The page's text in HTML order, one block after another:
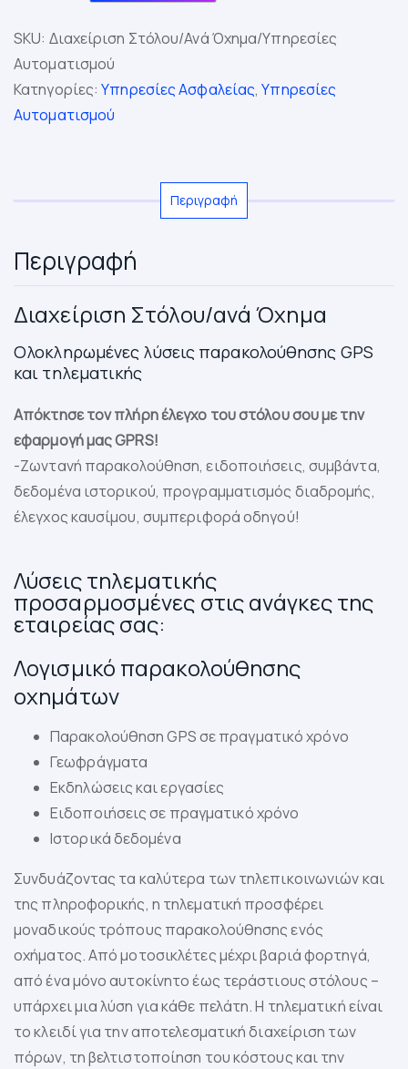
SKU: Διαχείριση Στόλου/ανά Όχημα/Υπηρεσίες
Αυτοματισμού
Κατηγορίες:Υπηρεσίες Ασφαλείας,Υπηρεσίες
Αυτοματισμού
Περιγραφή
Περιγραφή
Διαχείριση Στόλου/ανά Όχημα
Ολοκληρωμένες λύσεις παρακολούθησης GPS
και τηλεματικής
Απόκτησε τον πλήρη έλεγχο του στόλου σου με την
εφαρμογή μας GPRS!
-Ζωντανή παρακολούθηση, ειδοποιήσεις, συμβάντα,
δεδομένα ιστορικού, προγραμματισμός διαδρομής,
έλεγχος καυσίμου, συμπεριφορά οδηγού!
Λύσεις τηλεματικής
προσαρμοσμένες στις ανάγκες της
εταιρείας σας:
Λογισμικό παρακολούθησης
οχημάτων
Παρακολούθηση GPS σε πραγματικό χρόνο
Γεωφράγματα
Εκδηλώσεις και εργασίες
Ειδοποιήσεις σε πραγματικό χρόνο
Ιστορικά δεδομένα
Συνδυάζοντας τα καλύτερα των τηλεπικοινωνιών και
της πληροφορικής, η τηλεματική προσφέρει
μοναδικούς τρόπους παρακολούθησης ενός
οχήματος. Από μοτοσικλέτες μέχρι βαριά φορτηγά,
από ένα μόνο αυτοκίνητο έως τεράστιους στόλους –
υπάρχει μια λύση για κάθε πελάτη. Η τηλεματική είναι
το κλειδί για την αποτελεσματική διαχείριση των
πόρων, τη βελτιστοποίηση του κόστους και την